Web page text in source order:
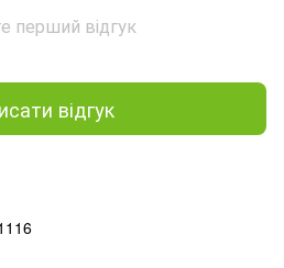
перший відгук
відгук